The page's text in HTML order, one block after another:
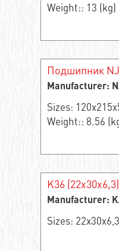
Weight:: 13 (kg)
Подшипник
Manufacturer:
Sizes:
Weight:: 8.56
K36 (22x30x6,3)
Manufacturer:
Sizes: